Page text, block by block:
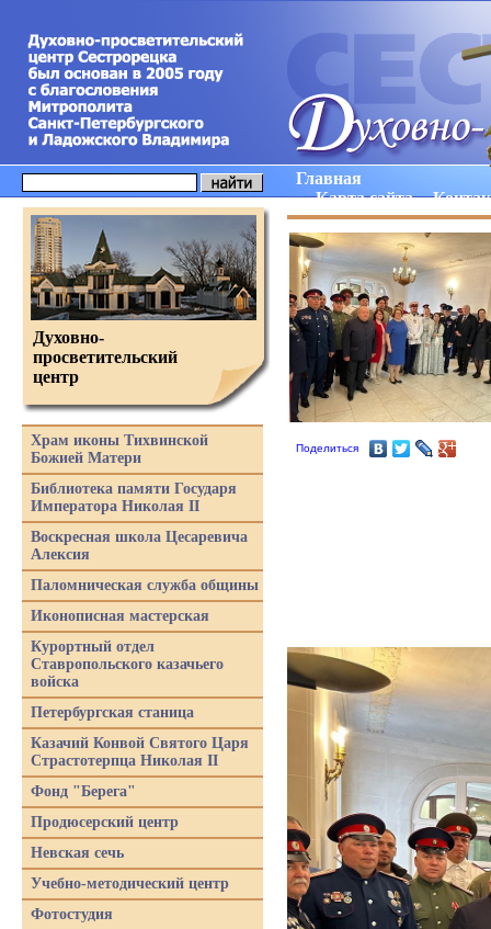
Главная
Карта сайта
Поделиться
Духовно-
просветительский
центр
Храм иконы Тихвинской
Божией Матери
Библиотека памяти Государя
Императора Николая II
Воскресная школа Цесаревича
Алексия
Паломническая служба общины
Иконописная мастерская
Курортный отдел
Ставропольского казачьего
войска
Петербургская станица
Казачий Конвой Святого Царя
Страстотерпца Николая II
Фонд "Берега"
Продюсерский центр
Невская сечь
Учебно-методический центр
Фотостудия